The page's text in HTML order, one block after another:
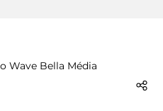
Wave Bella Média